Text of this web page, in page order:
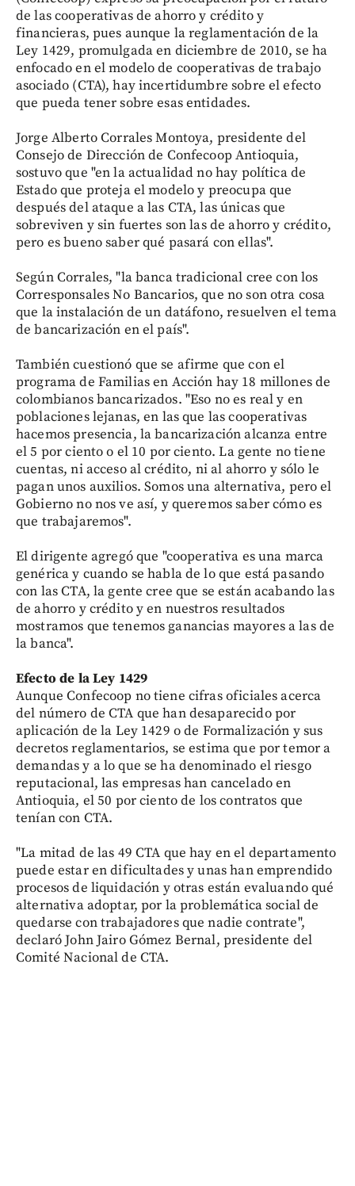
de las cooperativas de ahorro y crédito y
financieras, pues aunque la reglamentación de la
Ley 1429, promulgada en diciembre de 2010, se ha
enfocado en el modelo de cooperativas de trabajo
asociado (CTA), hay incertidumbre sobre el efecto
que pueda tener sobre esas entidades.
Jorge Alberto Corrales Montoya, presidente del
Consejo de Dirección de Confecoop Antioquia,
sostuvo que "en la actualidad no hay política de
Estado que proteja el modelo y preocupa que
después del ataque a las CTA, las únicas que
sobreviven y sin fuertes son las de ahorro y crédito,
pero es bueno saber qué pasará con ellas".
Según Corrales, "la banca tradicional cree con los
Corresponsales No Bancarios, que no son otra cosa
que la instalación de un datáfono, resuelven el tema
de bancarización en el país".
También cuestionó que se afirme que con el
programa de Familias en Acción hay 18 millones de
colombianos bancarizados. "Eso no es real y en
poblaciones lejanas, en las que las cooperativas
hacemos presencia, la bancarización alcanza entre
el 5 por ciento o el 10 por ciento. La gente no tiene
cuentas, ni acceso al crédito, ni al ahorro y sólo le
pagan unos auxilios. Somos una alternativa, pero el
Gobierno no nos ve así, y queremos saber cómo es
que trabajaremos".
El dirigente agregó que "cooperativa es una marca
genérica y cuando se habla de lo que está pasando
con las CTA, la gente cree que se están acabando las
de ahorro y crédito y en nuestros resultados
mostramos que tenemos ganancias mayores a las de
la banca".
Efecto de la Ley 1429
Aunque Confecoop no tiene cifras oficiales acerca
del número de CTA que han desaparecido por
aplicación de la Ley 1429 o de Formalización y sus
decretos reglamentarios, se estima que por temor a
demandas y a lo que se ha denominado el riesgo
reputacional, las empresas han cancelado en
Antioquia, el 50 por ciento de los contratos que
tenían con CTA.
"La mitad de las 49 CTA que hay en el departamento
puede estar en dificultades y unas han emprendido
procesos de liquidación y otras están evaluando qué
alternativa adoptar, por la problemática social de
quedarse con trabajadores que nadie contrate",
declaró John Jairo Gómez Bernal, presidente del
Comité Nacional de CTA.